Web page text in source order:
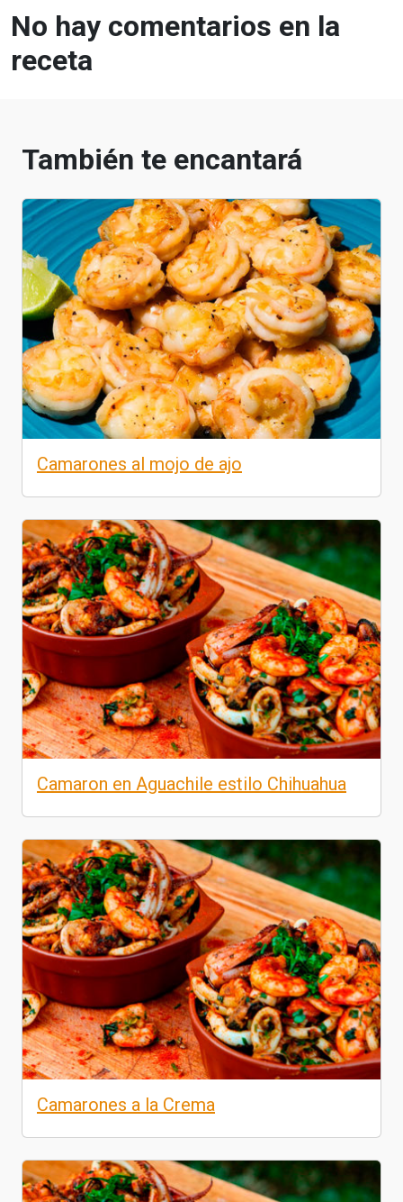
No hay comentarios en la
receta
También te encantará
Camarones al mojo de ajo
Camaron en Aguachile estilo Chihuahua
Camarones a la Crema